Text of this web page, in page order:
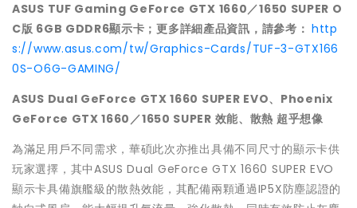
ASUS TUF Gaming GeForce GTX 1660／1650 SUPER O
C版 6GB GDDR6顯示卡；更多詳細產品資訊，請參考： http
s://www.asus.com/tw/Graphics-Cards/TUF-3-GTX166
0S-O6G-GAMING/
ASUS Dual GeForce GTX 1660 SUPER EVO、Phoenix
GeForce GTX 1660／1650 SUPER 效能、散熱 超乎想像
為滿足用戶不同需求，華碩此次亦推出具備不同尺寸的顯示卡供
玩家選擇，其中ASUS Dual GeForce GTX 1660 SUPER EVO
顯示卡具備旗艦級的散熱效能，其配備兩顆通過IP5X防塵認證的